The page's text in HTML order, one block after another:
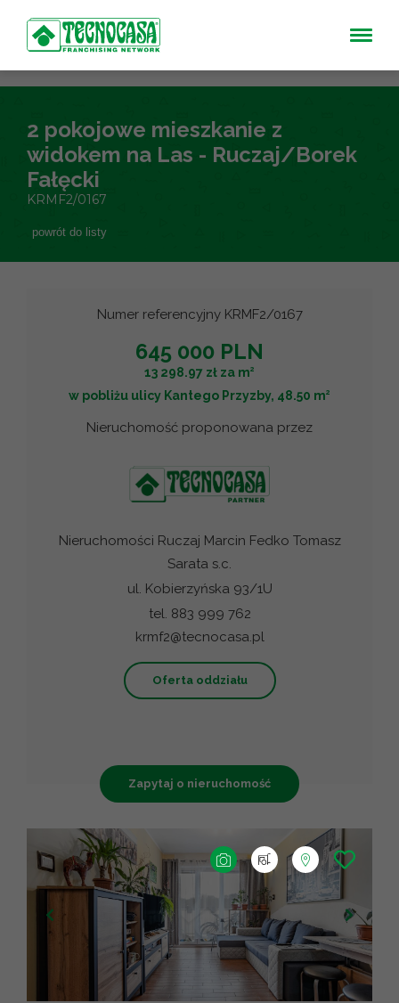
2 pokojowe mieszkanie z
widokem na Las - Ruczaj/Borek
Fałęcki
KRMF2/0167
powrót do listy
Numer referencyjny KRMF2/0167
645 000 PLN
13 298.97 zł za m2
w pobliżu ulicy Kantego Przyzby, 48.50 m2
Nieruchomość proponowana przez
Nieruchomości Ruczaj Marcin Fedko Tomasz
Sarata s.c.
ul. Kobierzyńska 93/1U
tel. 883 999 762
krmf2@tecnocasa.pl
Oferta oddziału
Zapytaj o nieruchomość
+
−
Leaflet OpenStreetMap contributors ©CARTO